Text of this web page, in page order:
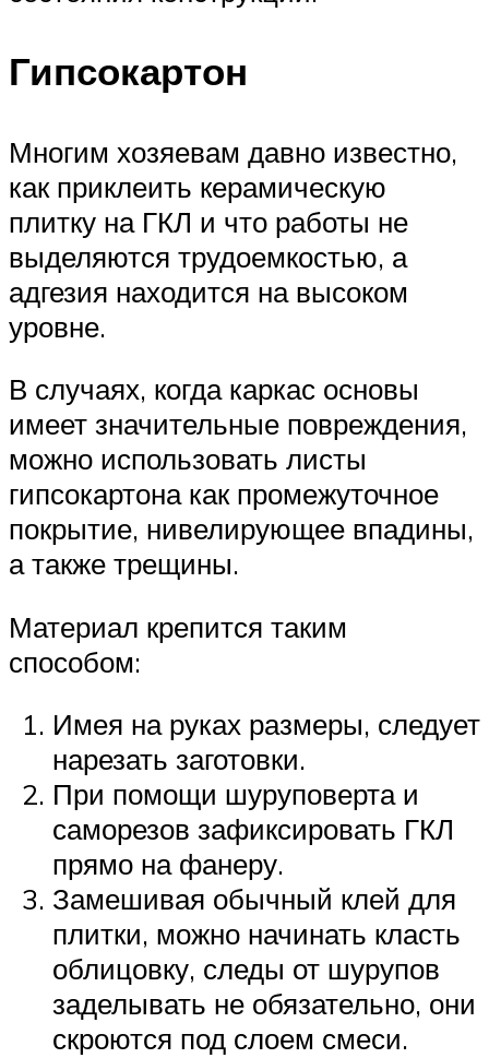
Гипсокартон
Многим хозяевам давно известно,
как приклеить керамическую
плитку на ГКЛ и что работы не
выделяются трудоемкостью, а
адгезия находится на высоком
уровне.
В случаях, когда каркас основы
имеет значительные повреждения,
можно использовать листы
гипсокартона как промежуточное
покрытие, нивелирующее впадины,
а также трещины.
Материал крепится таким
способом:
Имея на руках размеры, следует
нарезать заготовки.
При помощи шуруповерта и
саморезов зафиксировать ГКЛ
прямо на фанеру.
Замешивая обычный клей для
плитки, можно начинать класть
облицовку, следы от шурупов
заделывать не обязательно, они
скроются под слоем смеси.